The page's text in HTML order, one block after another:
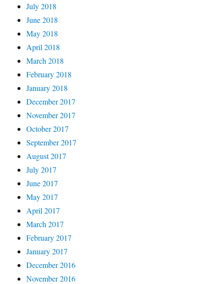
July 2018
June 2018
May 2018
April 2018
March 2018
February 2018
January 2018
December 2017
November 2017
October 2017
September 2017
August 2017
July 2017
June 2017
May 2017
April 2017
March 2017
February 2017
January 2017
December 2016
November 2016